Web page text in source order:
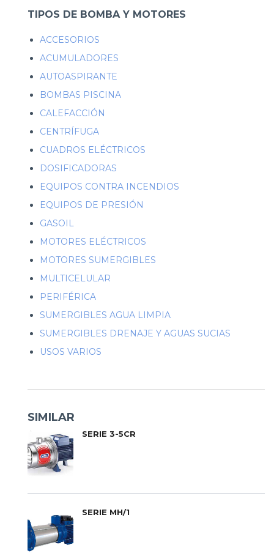
TIPOS DE BOMBA Y MOTORES
ACCESORIOS
ACUMULADORES
AUTOASPIRANTE
BOMBAS PISCINA
CALEFACCIÓN
CENTRÍFUGA
CUADROS ELÉCTRICOS
DOSIFICADORAS
EQUIPOS CONTRA INCENDIOS
EQUIPOS DE PRESIÓN
GASOIL
MOTORES ELÉCTRICOS
MOTORES SUMERGIBLES
MULTICELULAR
PERIFÉRICA
SUMERGIBLES AGUA LIMPIA
SUMERGIBLES DRENAJE Y AGUAS SUCIAS
USOS VARIOS
SIMILAR
SERIE 3-5CR
SERIE MH/1